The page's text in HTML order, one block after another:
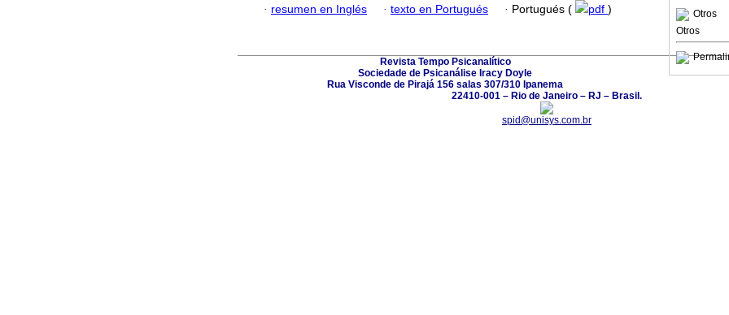
Otros
Otros
· resumen en Inglés · texto en Portugués · Portugués ( pdf )
Revista Tempo Psicanalítico
Sociedade de Psicanálise Iracy Doyle
Rua Visconde de Pirajá 156 salas 307/310 Ipanema
22410-001 – Rio de Janeiro – RJ – Brasil.
spid@unisys.com.br